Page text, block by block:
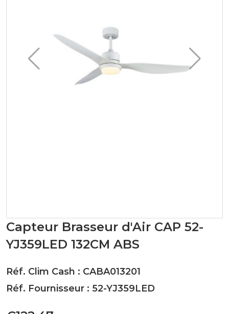
Capteur Brasseur d'Air CAP 52-
YJ359LED 132CM ABS
Réf. Clim Cash : CABA013201
Réf. Fournisseur : 52-YJ359LED